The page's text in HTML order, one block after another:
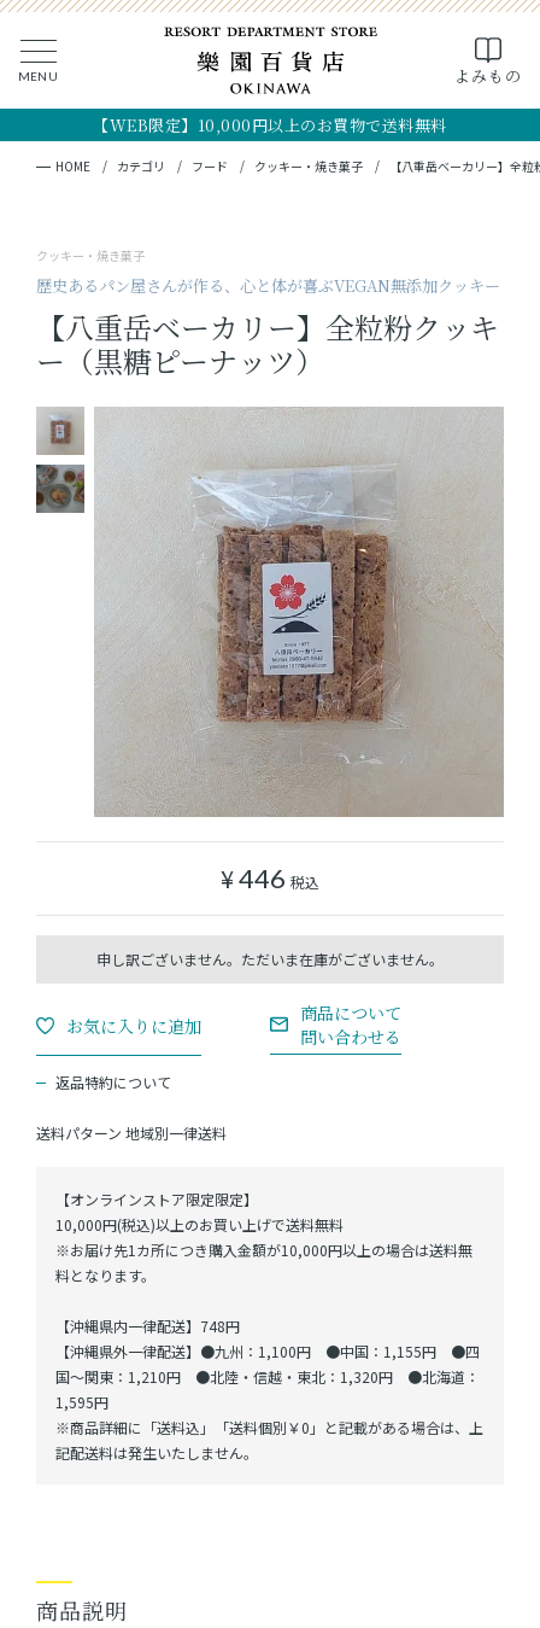
MENU よみもの
【WEB限定】10,000円以上のお買物で送料無料
CLOSE
検索
キーワード検索
MY PAGE CART
全ての商品
フード
クラフト
つくり手
OKINAWA the RYUKYU
ショッピングガイド
実店舗のご案内
樂園百貨店について
HOME カテゴリ フード クッキー・焼き菓子 【八重岳ベーカリー】全
クッキー・焼き菓子
歴史あるパン屋さんが作る、心と体が喜ぶVEGAN無添加クッキー
【八重岳ベーカリー】全粒粉クッキ
ー（黒糖ピーナッツ）
¥446 税込
送料パターン 地域別一律送料
返品特約について
【オンラインストア限定限定】
10,000円(税込)以上のお買い上げで送料無料
※お届け先1カ所につき購入金額が10,000円以上の場合は送料無
料となります。
【沖縄県内一律配送】748円
【沖縄県外一律配送】●九州：1,100円 ●中国：1,155円 ●四
国～関東：1,210円 ●北陸・信越・東北：1,320円 ●北海道：
1,595円
※商品詳細に「送料込」「送料個別￥0」と記載がある場合は、上
記配送料は発生いたしません。
商品説明